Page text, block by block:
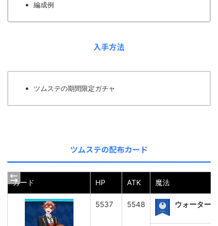
編成例
入手方法
ツムステの期間限定ガチャ
ツムステの配布カード
カード HP ATK 魔法
5537 5548 ウォーター